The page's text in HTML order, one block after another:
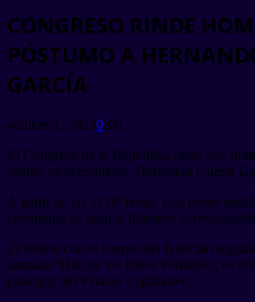
CONGRESO RINDE
PÓSTUMO A
GARCÍA
octubre 1, 20230391
El Congreso de la República rinde hoy
primer vicepresidente, Hernando Guerra
A partir de las 11.00 horas, este poder
ceremonia de honras fúnebres
El féretro con el cuerpo del fallecido
llamado ‘Hall de los Pasos Perdidos’; es
principal del Palacio Legislativo.